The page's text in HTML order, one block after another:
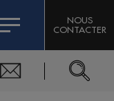
NOUS
CONTACTER